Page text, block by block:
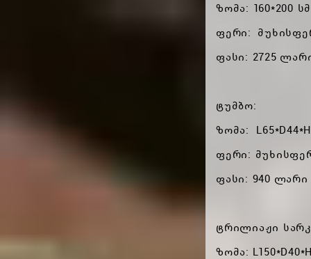
ზომა: 160*200 სმ
ფერი:
ფასი: 2725
ტუმბო:
ზომა:
ფერი:
ფასი: 940 ლარი
ტრილიაჟი
ზომა: